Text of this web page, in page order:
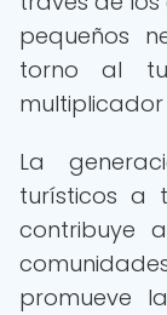
pequeños
torno al
La
turísticos a
contribuye
promueve